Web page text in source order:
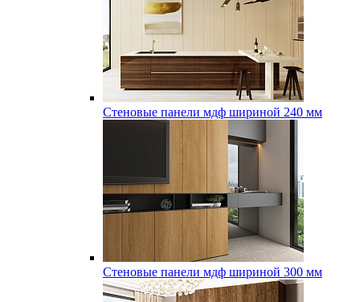
Стеновые панели мдф шириной 240 мм
Стеновые панели мдф шириной 300 мм